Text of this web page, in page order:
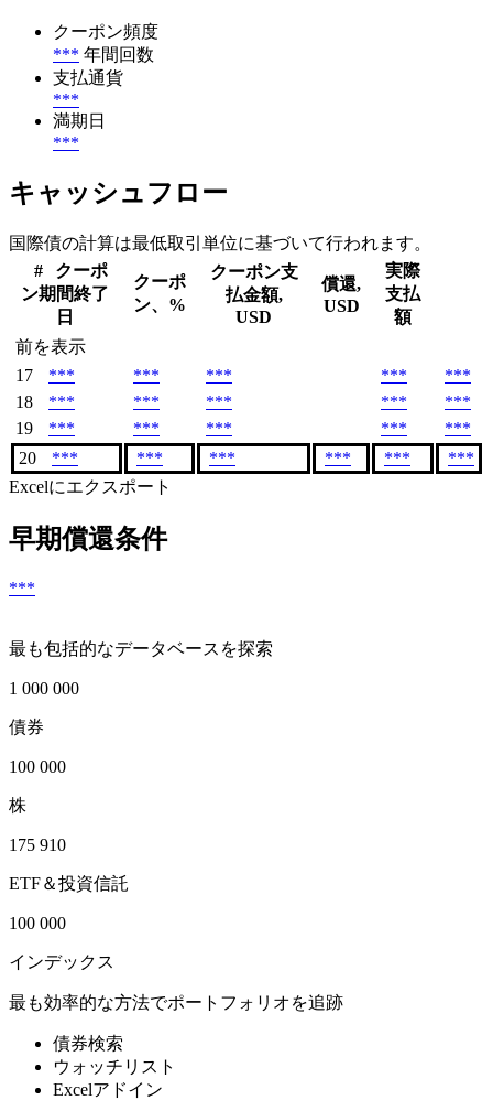
クーポン頻度
*** 年間回数
支払通貨
***
満期日
***
キャッシュフロー
国際債の計算は最低取引単位に基づいて行われます。
#
クーポ
ン期間終了
日
クーポ
ン、%
クーポン支
払金額,
USD
償還,
USD
実際
支払
額
前を表示
17
*** *** *** ***
***
18
*** *** *** ***
***
19
*** *** *** ***
***
20
*** *** *** *** ***
***
Excelにエクスポート
早期償還条件
***
最も包括的なデータベースを探索
1 000 000
債券
100 000
株
175 910
ETF＆投資信託
100 000
インデックス
最も効率的な方法でポートフォリオを追跡
債券検索
ウォッチリスト
Excelアドイン